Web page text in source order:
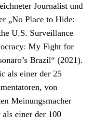
Journalist und
„No Place to Hide:
U.S. Surveillance
My Fight for
Brazil“ (2021).
als einer der 25
von
Meinungsmacher
einer der 100